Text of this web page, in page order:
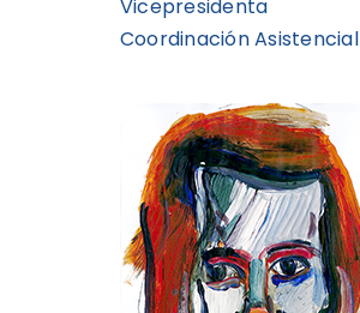
Vicepresidenta
Coordinación Asistencial